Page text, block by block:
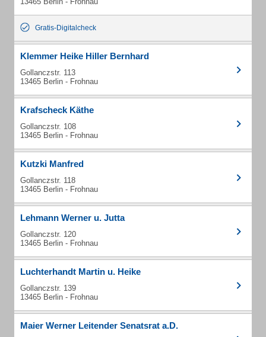
Gratis-Digitalcheck
Klemmer Heike Hiller Bernhard
Gollanczstr. 113
13465 Berlin - Frohnau
Krafscheck Käthe
Gollanczstr. 108
13465 Berlin - Frohnau
Kutzki Manfred
Gollanczstr. 118
13465 Berlin - Frohnau
Lehmann Werner u. Jutta
Gollanczstr. 120
13465 Berlin - Frohnau
Luchterhandt Martin u. Heike
Gollanczstr. 139
13465 Berlin - Frohnau
Maier Werner Leitender Senatsrat a.D.